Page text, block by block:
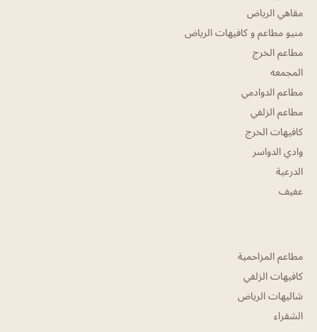
مقاهي الرياض
منيو مطاعم و كافيهات الرياض
مطاعم الخرج
المجمعه
مطاعم الدوادمي
مطاعم الزلفي
كافيهات الخرج
وادي الدواسر
الدرعية
عفيف
مطاعم المزاحمية
كافيهات الزلفي
شاليهات الرياض
الشقراء